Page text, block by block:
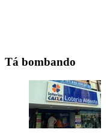
Tá bombando